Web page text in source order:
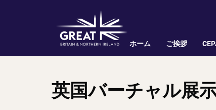
ホーム ご挨拶
英国バーチャル展